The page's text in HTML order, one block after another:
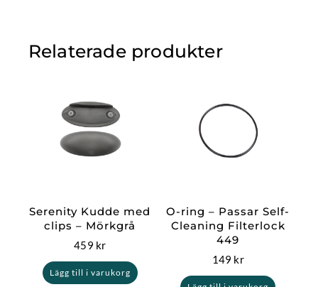
Relaterade produkter
Serenity Kudde med
clips – Mörkgrå
459 kr
Lägg till i varukorg
O-ring – Passar Self-
Cleaning Filterlock
449
149 kr